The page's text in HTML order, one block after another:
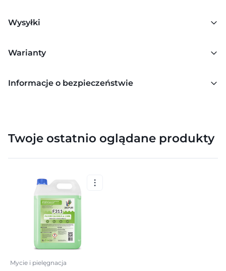
Wysyłki
Warianty
Informacje o bezpieczeństwie
Twoje ostatnio oglądane produkty
Mycie i pielęgnacja